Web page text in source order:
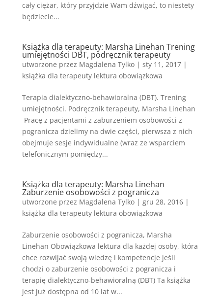
cały ciężar, który przyjdzie Wam dźwigać, to niestety
będziecie...
Książka dla terapeuty: Marsha Linehan Trening
umiejętności DBT, podręcznik terapeuty
utworzone przez Magdalena Tylko| sty 11, 2017|
książka dla terapeuty lektura obowiązkowa
Terapia dialektyczno-behawioralna (DBT). Trening
umiejętności. Podręcznik terapeuty, Marsha Linehan
Pracę z pacjentami z zaburzeniem osobowości z
pogranicza dzielimy na dwie części, pierwsza z nich
obejmuje sesje indywidualne (wraz ze wsparciem
telefonicznym pomiędzy...
Książka dla terapeuty: Marsha Linehan
Zaburzenie osobowości z pogranicza
utworzone przez Magdalena Tylko| gru 28, 2016|
książka dla terapeuty lektura obowiązkowa
Zaburzenie osobowości z pogranicza, Marsha
Linehan Obowiązkowa lektura dla każdej osoby, która
chce rozwijać swoją wiedzę i kompetencje jeśli
chodzi o zaburzenie osobowości z pogranicza i
terapię dialektyczno-behawioralną (DBT) Ta książka
jest już dostępna od 10 lat w...